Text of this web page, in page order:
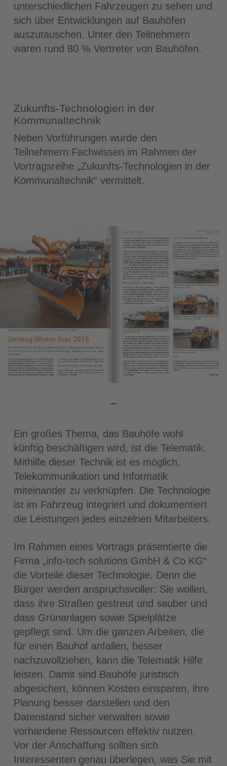
unterschiedlichen Fahrzeugen zu sehen und
sich über Entwicklungen auf Bauhöfen
auszutauschen. Unter den Teilnehmern
waren rund 80 % Vertreter von Bauhöfen.
Zukunfts-Technologien in der
Kommunaltechnik
Neben Vorführungen wurde den
Teilnehmern Fachwissen im Rahmen der
Vortragsreihe „Zukunfts-Technologien in der
Kommunaltechnik“ vermittelt.
Ein großes Thema, das Bauhöfe wohl
künftig beschäftigen wird, ist die Telematik.
Mithilfe dieser Technik ist es möglich,
Telekommunikation und Informatik
miteinander zu verknüpfen. Die Technologie
ist im Fahrzeug integriert und dokumentiert
die Leistungen jedes einzelnen Mitarbeiters.
Im Rahmen eines Vortrags präsentierte die
Firma „info-tech solutions GmbH & Co KG“
die Vorteile dieser Technologie. Denn die
Bürger werden anspruchsvoller: Sie wollen,
dass ihre Straßen gestreut und sauber und
dass Grünanlagen sowie Spielplätze
gepflegt sind. Um die ganzen Arbeiten, die
für einen Bauhof anfallen, besser
nachzuvollziehen, kann die Telematik Hilfe
leisten. Damit sind Bauhöfe juristisch
abgesichert, können Kosten einsparen, ihre
Planung besser darstellen und den
Datenstand sicher verwalten sowie
vorhandene Ressourcen effektiv nutzen.
Vor der Anschaffung sollten sich
Interessenten genau überlegen, was Sie mit